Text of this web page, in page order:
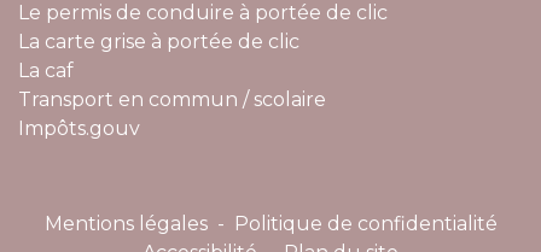
Le permis de conduire à portée de clic
La carte grise à portée de clic
La caf
Transport en commun / scolaire
Impôts.gouv
Mentions légales -
Politique de confidentialité